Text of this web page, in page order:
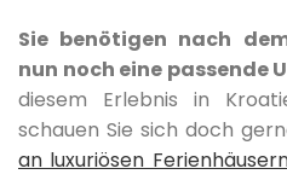
Sie benötigen nach
nun noch eine passende
diesem Erlebnis in
schauen Sie sich doch
an luxuriösen